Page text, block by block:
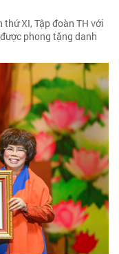
XI, Tập đoàn TH với
phong tặng danh